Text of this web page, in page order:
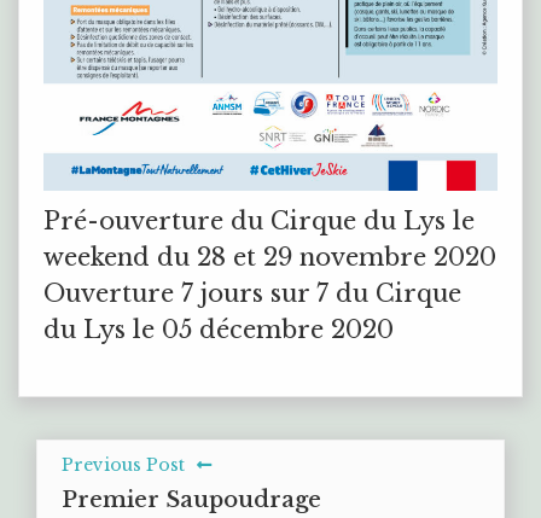
Pré-ouverture du Cirque du Lys le
weekend du 28 et 29 novembre 2020
Ouverture 7 jours sur 7 du Cirque
du Lys le 05 décembre 2020
Previous Post
Premier Saupoudrage